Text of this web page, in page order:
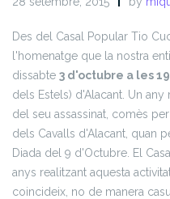
Des del Casal Popular Tio
l'homenatge que la nostra
dissabte 3 d'octubre a les
dels Estels) d'Alacant. Un
del seu assassinat, comès
dels Cavalls d'Alacant, quan
Diada del 9 d'Octubre. El
anys realitzant aquesta
coincideix, no de manera